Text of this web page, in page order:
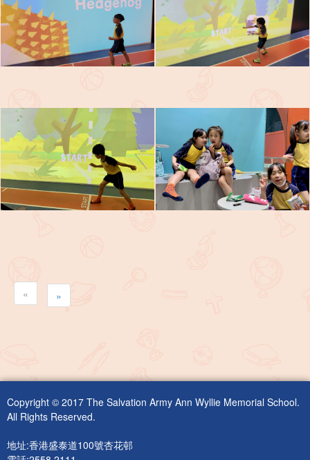
« »
Copyright © 2017 The Salvation Army Ann Wyllie Memorial School.
All Rights Reserved.
地址:香港盛泰道100號杏花邨